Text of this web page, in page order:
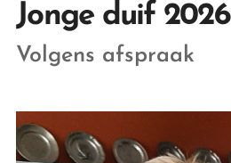
Jonge duif 2026
Volgens afspraak